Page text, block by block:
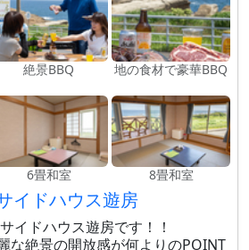
絶景BBQ 地の食材で豪華BBQ
6畳和室 8畳和室
イドハウス遊房
イドハウス遊房です！！
な絶景の開放感が何よりのPOINT